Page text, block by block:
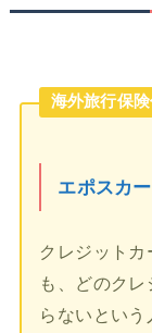
海外旅行保
エポスカ
クレジット
も、どのク
らないという